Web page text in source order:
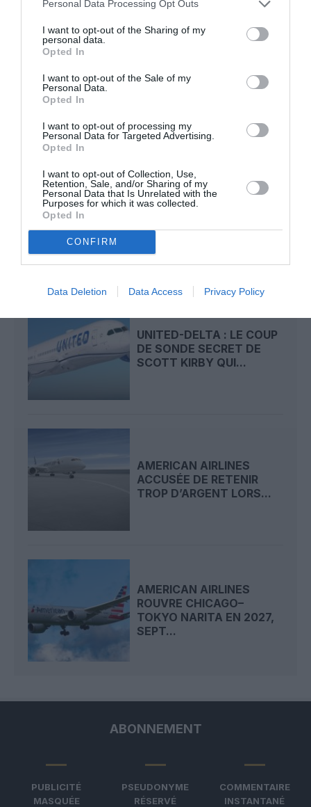
Personal Data Processing Opt Outs
I want to opt-out of the Sharing of my
personal data.
Opted In
I want to opt-out of the Sale of my
Personal Data.
Opted In
I want to opt-out of processing my
Personal Data for Targeted Advertising.
Opted In
I want to opt-out of Collection, Use,
Retention, Sale, and/or Sharing of my
Personal Data that Is Unrelated with the
Purposes for which it was collected.
Opted In
CONFIRM
Data Deletion Data Access Privacy Policy
Mathématiquesa commenté l'article :
Airlines relie l’Écosse à l’Australie
Badissi novembria commenté l'article :
Nice–Corse : ces vols électriques qui se profilent à
american airlines
LIRE AUSSI
UNITED-DELTA : LE COUP
DE SONDE SECRET DE
SCOTT KIRBY QUI...
AMERICAN AIRLINES
ACCUSÉE DE RETENIR
TROP D’ARGENT LORS...
AMERICAN AIRLINES
ROUVRE CHICAGO–
TOKYO NARITA EN 2027,
SEPT...
ABONNEMENT
PUBLICITÉ
MASQUÉE
PSEUDONYME
RÉSERVÉ
COMMENTAIRE
INSTANTANÉ